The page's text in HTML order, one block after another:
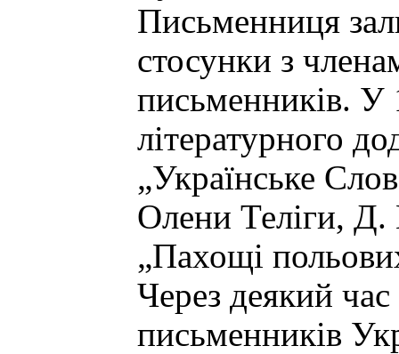
Письменниця
стосунки з
письменників. У
літературного
„Українське
Олени Теліги, Д.
„Пахощі
Через деякий
письменників